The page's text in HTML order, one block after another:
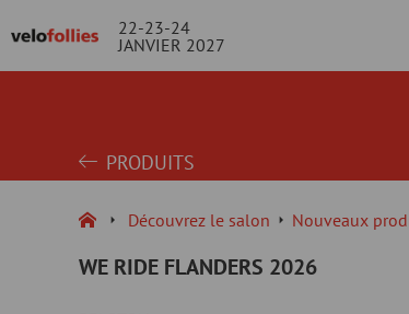
22-23-24
JANVIER 2027
PRODUITS
Découvrez le salon Nouveaux
WE RIDE FLANDERS 2026